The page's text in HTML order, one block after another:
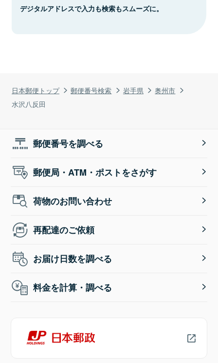
日本郵便トップ 郵便番号検索 岩手県
奥州市
水沢八反田
デジタルアドレスで入力も検索もスムーズに。
郵便番号を調べる
郵便局・ATM・ポストをさがす
荷物のお問い合わせ
再配達のご依頼
お届け日数を調べる
料金を計算・調べる